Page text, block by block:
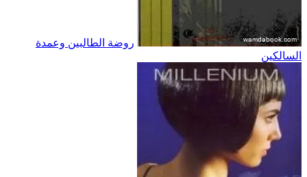
روضة الطالبين وعمدة
السالكين